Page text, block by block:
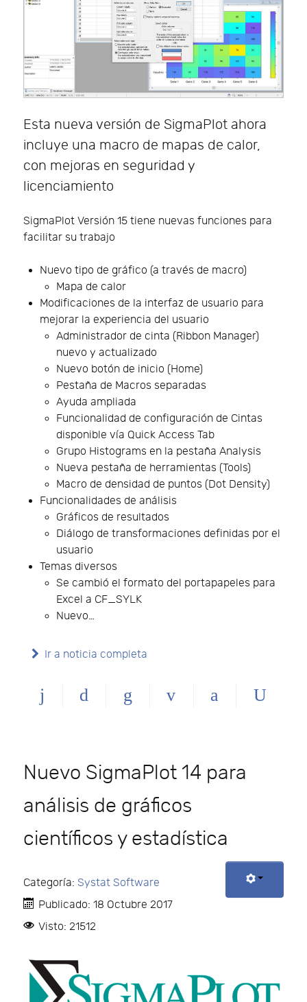
Esta nueva versión de SigmaPlot ahora
incluye una macro de mapas de calor,
con mejoras en seguridad y
licenciamiento
SigmaPlot Versión 15 tiene nuevas funciones para
facilitar su trabajo
Nuevo tipo de gráfico (a través de macro)
Mapa de calor
Modificaciones de la interfaz de usuario para
mejorar la experiencia del usuario
Administrador de cinta (Ribbon Manager)
nuevo y actualizado
Nuevo botón de inicio (Home)
Pestaña de Macros separadas
Ayuda ampliada
Funcionalidad de configuración de Cintas
disponible vía Quick Access Tab
Grupo Histograms en la pestaña Analysis
Nueva pestaña de herramientas (Tools)
Macro de densidad de puntos (Dot Density)
Funcionalidades de análisis
Gráficos de resultados
Diálogo de transformaciones definidas por el
usuario
Temas diversos
Se cambió el formato del portapapeles para
Excel a CF_SYLK
Nuevo…
Ir a noticia completa
Nuevo SigmaPlot 14 para
análisis de gráficos
científicos y estadística
Categoría: Systat Software
Publicado: 18 Octubre 2017
Visto: 21512